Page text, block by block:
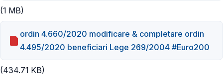
(1 MB)
ordin 4.660/2020 modificare & completare ordin
4.495/2020 beneficiari Lege 269/2004 #Euro200
(434.71 KB)